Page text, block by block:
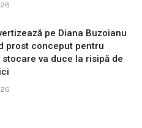
pe Diana Buzoianu
prost conceput pentru
va duce la risipă de